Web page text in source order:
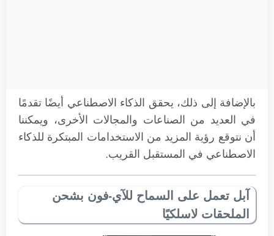
بالإضافة إلى ذلك، يحقق الذكاء الاصطناعي أيضًا تقدمًا
في العديد من الصناعات والمجالات الأخرى، ويمكننا
أن نتوقع رؤية المزيد من الاستخدامات المبتكرة للذكاء
الاصطناعي في المستقبل القريب.
آبل تعمل على السماح للآي-فون بشحن
الملحقات لاسلكيًا